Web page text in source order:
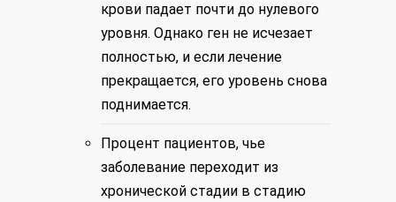
крови падает почти до нулевого
уровня. Однако ген не исчезает
полностью, и если лечение
прекращается, его уровень снова
поднимается.
Процент пациентов, чье
заболевание переходит из
хронической стадии в стадию